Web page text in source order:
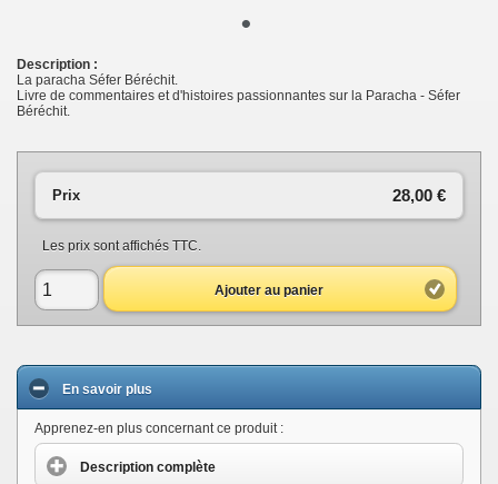
•
Description :
La paracha Séfer Béréchit.
Livre de commentaires et d'histoires passionnantes sur la Paracha - Séfer
Béréchit.
28,00 €
Prix
Les prix sont affichés TTC.
Ajouter au panier
En savoir plus
Apprenez-en plus concernant ce produit :
Description complète